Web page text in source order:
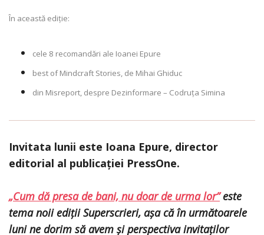
În această ediție:
cele 8 recomandări ale Ioanei Epure
best of Mindcraft Stories, de Mihai Ghiduc
din Misreport, despre Dezinformare – Codruța Simina
Invitata lunii este Ioana Epure, director
editorial al publicației PressOne.
„Cum dă presa de bani, nu doar de urma lor”este
tema noii ediții Superscrieri, așa că în următoarele
luni ne dorim să avem și perspectiva invitaților